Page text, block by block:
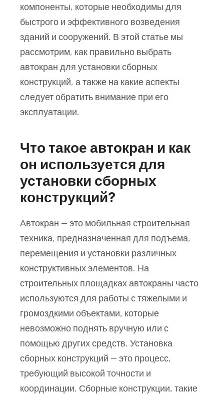
компоненты, которые необходимы для
быстрого и эффективного возведения
зданий и сооружений. В этой статье мы
рассмотрим, как правильно выбрать
автокран для установки сборных
конструкций, а также на какие аспекты
следует обратить внимание при его
эксплуатации.
Что такое автокран и как
он используется для
установки сборных
конструкций?
Автокран — это мобильная строительная
техника, предназначенная для подъема,
перемещения и установки различных
конструктивных элементов. На
строительных площадках автокраны часто
используются для работы с тяжелыми и
громоздкими объектами, которые
невозможно поднять вручную или с
помощью других средств. Установка
сборных конструкций — это процесс,
требующий высокой точности и
координации. Сборные конструкции, такие